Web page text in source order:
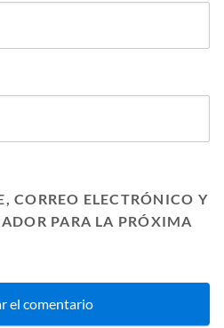
CORREO ELECTRÓNICO Y
PARA LA PRÓXIMA